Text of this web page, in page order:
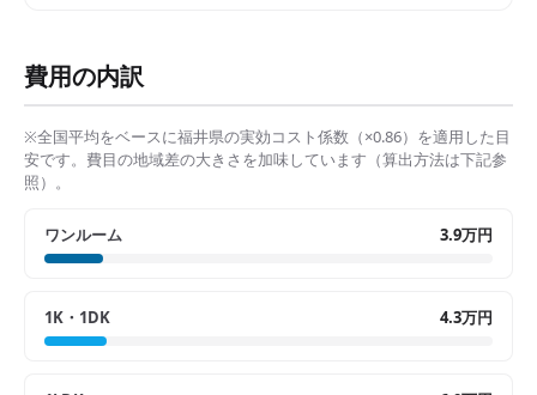
費用の内訳
※全国平均をベースに福井県の実効コスト係数（×0.86）を適用した目
安です。費目の地域差の大きさを加味しています（算出方法は下記参
照）。
ワンルーム 3.9万円
1K・1DK 4.3万円